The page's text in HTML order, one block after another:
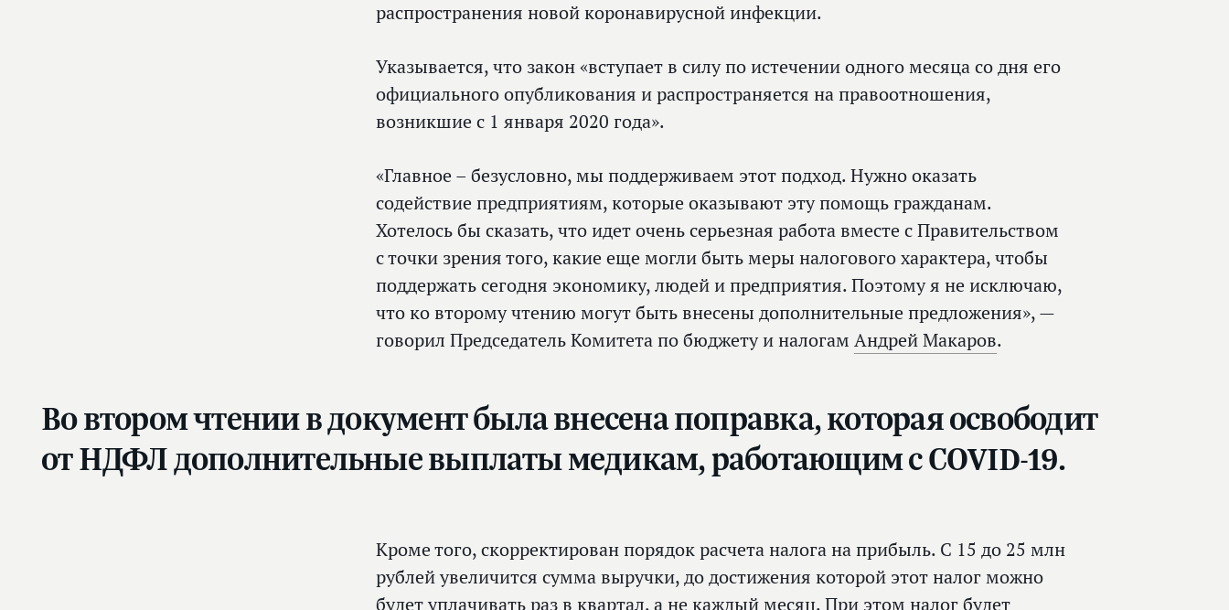
распространения новой коронавирусной инфекции.
Указывается, что закон «вступает в силу по истечении одного месяца со дня его
официального опубликования и распространяется на правоотношения,
возникшие с 1 января 2020 года».
«Главное – безусловно, мы поддерживаем этот подход. Нужно оказать
содействие предприятиям, которые оказывают эту помощь гражданам.
Хотелось бы сказать, что идет очень серьезная работа вместе с Правительством
с точки зрения того, какие еще могли быть меры налогового характера, чтобы
поддержать сегодня экономику, людей и предприятия. Поэтому я не исключаю,
что ко второму чтению могут быть внесены дополнительные предложения», —
говорил Председатель Комитета по бюджету и налогам Андрей Макаров.
Во втором чтении в документ была внесена поправка, которая освободит
от НДФЛ дополнительные выплаты медикам, работающим с СОVID-19.
Кроме того, скорректирован порядок расчета налога на прибыль. С 15 до 25 млн
рублей увеличится сумма выручки, до достижения которой этот налог можно
будет уплачивать раз в квартал, а не каждый месяц. При этом налог будет